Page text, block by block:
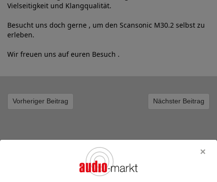
Vielseitigkeit und Klangqualität.
Besucht uns doch gerne , um den Scansonic M30.2 selbst zu
erleben.
Wir freuen uns auf euren Besuch .
Vorheriger Beitrag Nächster Beitrag
Inserate von EuronicsReymer im audio-markt